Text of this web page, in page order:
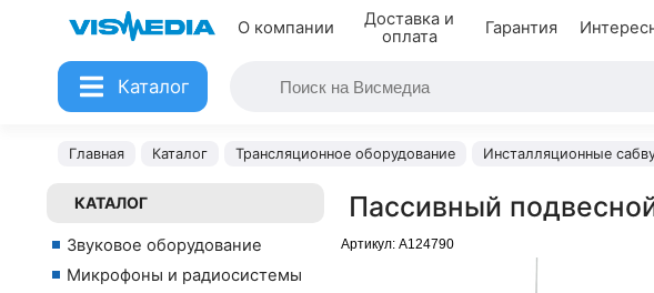
О компании
Доставка и
оплата
Гарантия
Каталог
Главная Каталог Трансляционное оборудование Инсталляционные
КАТАЛОГ
Звуковое оборудование
Микрофоны и радиосистемы
Пассивный
Артикул: A124790